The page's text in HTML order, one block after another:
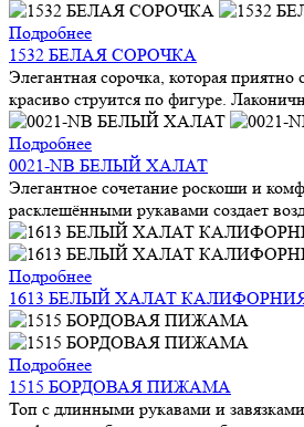
Подробнее
1532 БЕЛАЯ СОРОЧКА
Элегантная сорочка, которая
красиво струится по фигуре.
Подробнее
0021-NB БЕЛЫЙ ХАЛАТ
Элегантное сочетание роскоши и
расклешёнными рукавами создает
Подробнее
1613 БЕЛЫЙ ХАЛАТ
Подробнее
1515 БОРДОВАЯ ПИЖАМА
Топ с длинными рукавами и